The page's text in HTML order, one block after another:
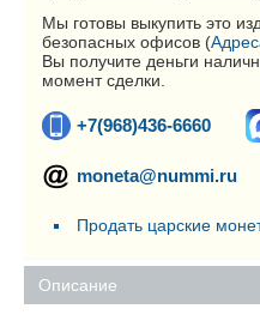
Мы готовы выкупить это
безопасных офисов (
Вы получите деньги
момент сделки.
+7(968)436-6660
moneta@nummi.ru
Продать царские
Описание